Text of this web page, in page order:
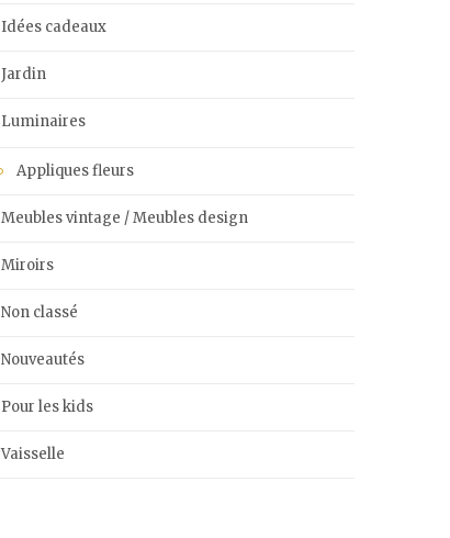
Idées cadeaux
Jardin
Luminaires
Appliques fleurs
Meubles vintage / Meubles design
Miroirs
Non classé
Nouveautés
Pour les kids
Vaisselle